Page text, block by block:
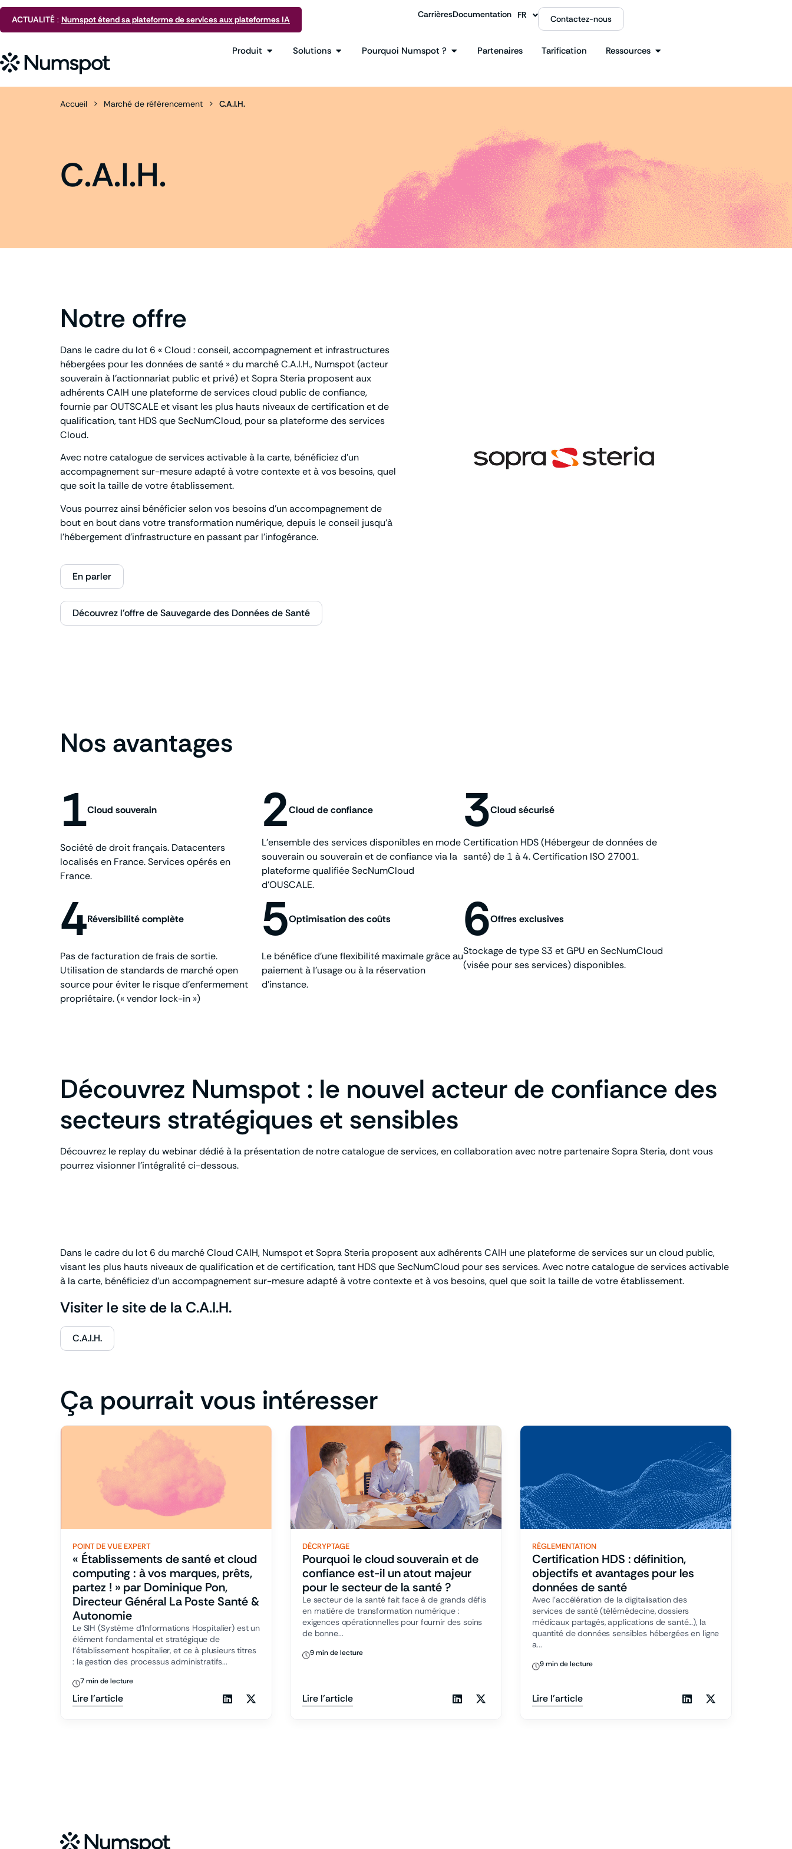
CarrièresDocumentation FR
EN Contactez-nous
ACTUALITÉ : Numspot étend sa plateforme de services aux plateformes IA
Produit Solutions Pourquoi Numspot ? Partenaires Tarification Ressources
Accueil > Marché de référencement > C.A.I.H.
C.A.I.H.
Notre offre
Dans le cadre du lot 6 « Cloud : conseil, accompagnement et infrastructures
hébergées pour les données de santé » du marché C.A.I.H., Numspot (acteur
souverain à l’actionnariat public et privé) et Sopra Steria proposent aux
adhérents CAIH une plateforme de services cloud public de confiance,
fournie par OUTSCALE et visant les plus hauts niveaux de certification et de
qualification, tant HDS que SecNumCloud, pour sa plateforme des services
Cloud.
Avec notre catalogue de services activable à la carte, bénéficiez d’un
accompagnement sur-mesure adapté à votre contexte et à vos besoins, quel
que soit la taille de votre établissement.
Vous pourrez ainsi bénéficier selon vos besoins d’un accompagnement de
bout en bout dans votre transformation numérique, depuis le conseil jusqu’à
l’hébergement d’infrastructure en passant par l’infogérance.
En parler
Découvrez l'offre de Sauvegarde des Données de Santé
Nos avantages
1Cloud souverain
Société de droit français. Datacenters
localisés en France. Services opérés en
France.
2Cloud de confiance
L’ensemble des services disponibles en mode
souverain ou souverain et de confiance via la
plateforme qualifiée SecNumCloud
d’OUSCALE.
3Cloud sécurisé
Certification HDS (Hébergeur de données de
santé) de 1 à 4. Certification ISO 27001.
4Réversibilité complète
Pas de facturation de frais de sortie.
Utilisation de standards de marché open
source pour éviter le risque d’enfermement
propriétaire. (« vendor lock-in »)
5Optimisation des coûts
Le bénéfice d’une flexibilité maximale grâce au
paiement à l’usage ou à la réservation
d’instance.
6Offres exclusives
Stockage de type S3 et GPU en SecNumCloud
(visée pour ses services) disponibles.
Découvrez Numspot : le nouvel acteur de confiance des
secteurs stratégiques et sensibles
Découvrez le replay du webinar dédié à la présentation de notre catalogue de services, en collaboration avec notre partenaire Sopra Steria, dont vous
pourrez visionner l’intégralité ci-dessous.
Dans le cadre du lot 6 du marché Cloud CAIH, Numspot et Sopra Steria proposent aux adhérents CAIH une plateforme de services sur un cloud public,
visant les plus hauts niveaux de qualification et de certification, tant HDS que SecNumCloud pour ses services. Avec notre catalogue de services activable
à la carte, bénéficiez d’un accompagnement sur-mesure adapté à votre contexte et à vos besoins, quel que soit la taille de votre établissement.
Visiter le site de la C.A.I.H.
C.A.I.H.
Ça pourrait vous intéresser
POINT DE VUE EXPERT
« Établissements de santé et cloud
computing : à vos marques, prêts,
partez ! » par Dominique Pon,
Directeur Général La Poste Santé &
Autonomie
Le SIH (Système d’Informations Hospitalier) est un
élément fondamental et stratégique de
l’établissement hospitalier, et ce à plusieurs titres
: la gestion des processus administratifs...
7 min de lecture
Lire l'article
DÉCRYPTAGE
Pourquoi le cloud souverain et de
confiance est-il un atout majeur
pour le secteur de la santé ?
Le secteur de la santé fait face à de grands défis
en matière de transformation numérique :
exigences opérationnelles pour fournir des soins
de bonne...
9 min de lecture
Lire l'article
RÉGLEMENTATION
Certification HDS : définition,
objectifs et avantages pour les
données de santé
Avec l’accélération de la digitalisation des
services de santé (télémédecine, dossiers
médicaux partagés, applications de santé…), la
quantité de données sensibles hébergées en ligne
a...
9 min de lecture
Lire l'article